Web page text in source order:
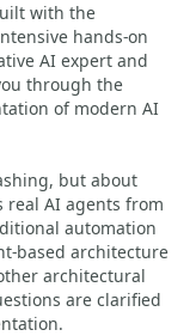
with the
hands-on
AI expert and
through the
of modern AI
but about
real AI agents from
automation
based architecture
architectural
are clarified